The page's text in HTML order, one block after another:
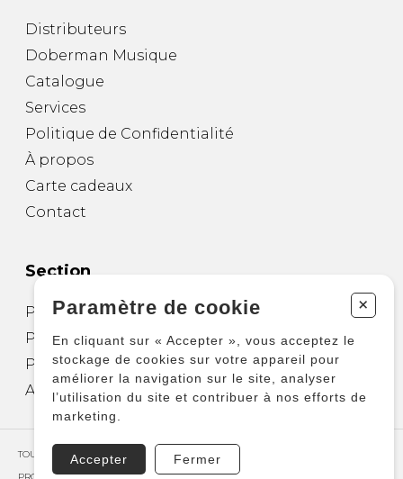
Distributeurs
Doberman Musique
Catalogue
Services
Politique de Confidentialité
À propos
Carte cadeaux
Contact
Section
Partitions pour guitare
Partitions pour autres instruments
Partitions pour ensembles
Autres produits
TOUS DROITS RÉSERVÉS © COPYRIGHT 2026 – PRODUCTIONS D'OZ
Paramètre de cookie +
En cliquant sur « Accepter », vous acceptez le
stockage de cookies sur votre appareil pour
améliorer la navigation sur le site, analyser
l’utilisation du site et contribuer à nos efforts de
marketing.
Accepter Fermer